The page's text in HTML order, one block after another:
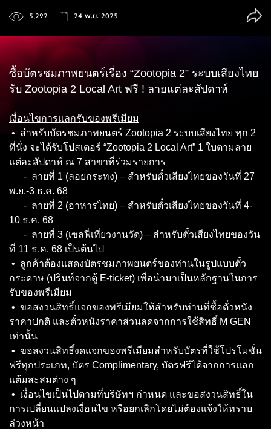
5,292 24 พ.ย. 2025
ซื้อบัตรชมภาพยนตร์เรื่อง “Zootopia 2” ระบบเสียงไทย
รับ Zootopia 2 Local Art ฟรี ! ลายแต่ละสัปดาห์
เงื่อนไขการแลกรับของพรีเมียม
• สำหรับบัตรชมภาพยนตร์ Zootopia 2 ระบบเสียงไทย ทุก 2
ที่นั่ง จะได้รับโปสเตอร์ “Zootopia 2 Local Art” 1 ใบตามลาย
แต่ละสัปดาห์ ณ 7 สาขาที่ร่วมรายการ
- ลายที่ 1 (ลอยกระทง) – สำหรับตั๋วเสียงไทยของวันที่ 27
พ.ย.-3 ธ.ค. 68
- ลายที่ 2 (อาหารไทย) – สำหรับตั๋วเสียงไทยของวันที่ 4-
10 ธ.ค. 68
- ลายที่ 3 (เซลฟี่เที่ยวงานวัด) – สำหรับตั๋วเสียงไทยของวัน
ที่ 11 ธ.ค. 68 เป็นต้นไป
• ลูกค้าต้องแสดงบัตรชมภาพยนตร์ของท่านในรูปแบบตั๋ว
กระดาษ (ปรินท์จากตู้ E-ticket) เพื่อนำมาเป็นหลักฐานในการ
รับของพรีเมียม
• ขอสงวนสิทธิ์แจกของพรีเมียมให้สำหรับท่านที่ซื้อตั๋วหนัง
ราคาปกติ และตั๋วหนังราคาส่วนลดจากการใช้สิทธิ์ M GEN
เท่านั้น
• ขอสงวนสิทธิ์งดแจกของพรีเมียมสำหรับบัตรที่ใช้โปรโมชั่น
ฟรีทุกประเภท, บัตร Complimentary, บัตรฟรีได้จากการแลก
แต้มสะสมต่าง ๆ
• เงื่อนไขเป็นไปตามที่บริษัทฯ กำหนด และขอสงวนสิทธิ์ใน
การเปลี่ยนแปลงเงื่อนไข หรือยกเลิกโดยไม่ต้องแจ้งให้ทราบ
ล่วงหน้า